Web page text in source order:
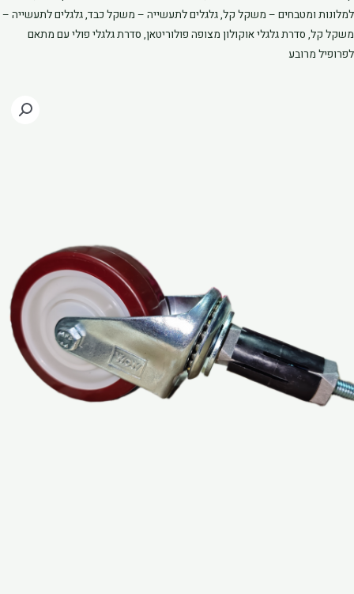
מתאם
לפרופיל
25
למלונות ומטבחים – משקל קל,גלגלים לתעשייה – משקל כבד,גלגלים לתעשייה –
משקל קל, סדרת גלגלי אוקולון מצופה פולוריטאן, סדרת גלגלי פולי עם מתאם
לפרופיל מרובע